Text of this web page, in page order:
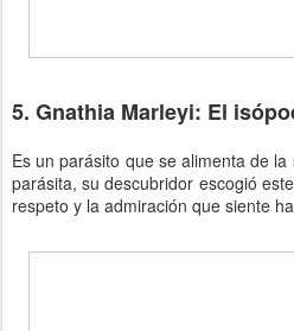
5. Gnathia Marleyi: El
Es un parásito que se alimenta de
parásita, su descubridor escogió
respeto y la admiración que siente